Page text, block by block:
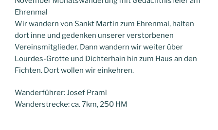
Ehrenmal
Wir wandern von Sankt Martin zum Ehrenmal, halten
dort inne und gedenken unserer verstorbenen
Vereinsmitglieder. Dann wandern wir weiter über
Lourdes-Grotte und Dichterhain hin zum Haus an den
Fichten. Dort wollen wir einkehren.
Wanderführer: Josef Praml
Wanderstrecke: ca. 7km, 250 HM